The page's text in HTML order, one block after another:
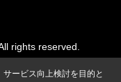
rights reserved.
ービス向上検討を目的と